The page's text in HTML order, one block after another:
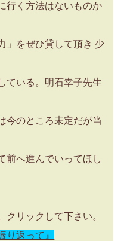
行く方法はないものか
」をぜひ貸して頂き 少
ている。明石幸子先生
今のところ未定だが当
前へ進んでいってほし
クリックして下さい。
り返って』